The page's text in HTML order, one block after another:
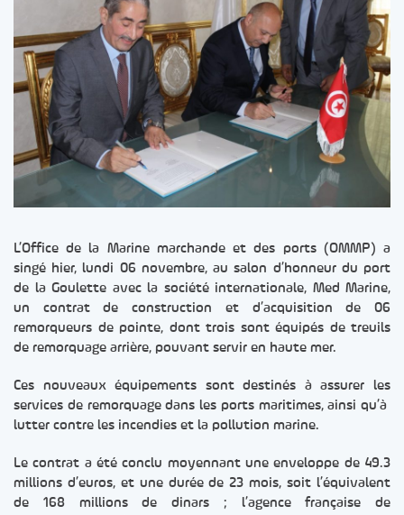
L’Office de la Marine marchande et des ports (OMMP) a
singé hier, lundi 06 novembre, au salon d’honneur du port
de la Goulette avec la société internationale, Med Marine,
un contrat de construction et d’acquisition de 06
remorqueurs de pointe, dont trois sont équipés de treuils
de remorquage arrière, pouvant servir en haute mer.
Ces nouveaux équipements sont destinés à assurer les
services de remorquage dans les ports maritimes, ainsi qu’à
lutter contre les incendies et la pollution marine.
Le contrat a été conclu moyennant une enveloppe de 49.3
millions d’euros, et une durée de 23 mois, soit l’équivalent
de 168 millions de dinars ; l’agence française de